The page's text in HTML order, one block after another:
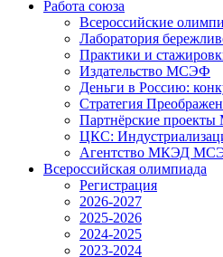
Работа союза
Всероссийские
Лаборатория
Практики и
Издательство МСЭФ
Деньги в Россию:
Стратегия
Партнёрские
ЦКС:
Агентство МКЭД
Всероссийская олимпиада
Регистрация
2026-2027
2025-2026
2024-2025
2023-2024